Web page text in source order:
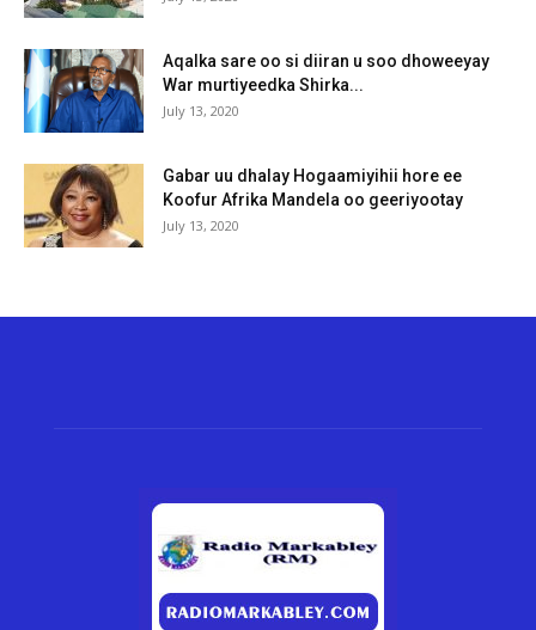
Aqalka sare oo si diiran u soo dhoweeyay
War murtiyeedka Shirka...
July 13, 2020
Gabar uu dhalay Hogaamiyihii hore ee
Koofur Afrika Mandela oo geeriyootay
July 13, 2020